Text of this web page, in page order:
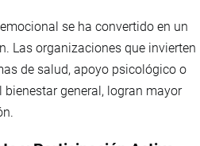
se ha convertido en un
Las organizaciones que invierten
de salud, apoyo psicológico o
general, logran mayor